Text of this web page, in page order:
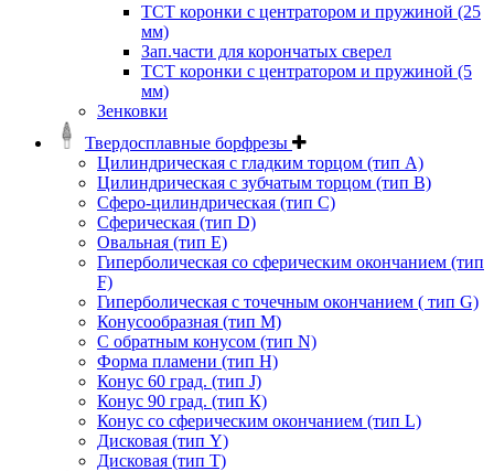
ТСТ коронки с центратором и пружиной (25
мм)
Зап.части для корончатых сверел
ТСТ коронки с центратором и пружиной (5
мм)
Зенковки
Твердосплавные борфрезы
Цилиндрическая с гладким торцом (тип А)
Цилиндрическая с зубчатым торцом (тип В)
Сферо-цилиндрическая (тип С)
Сферическая (тип D)
Овальная (тип Е)
Гиперболическая со сферическим окончанием (тип
F)
Гиперболическая с точечным окончанием ( тип G)
Конусообразная (тип М)
C обратным конусом (тип N)
Форма пламени (тип H)
Конус 60 град. (тип J)
Конус 90 град. (тип К)
Конус со сферическим окончанием (тип L)
Дисковая (тип Y)
Дисковая (тип Т)